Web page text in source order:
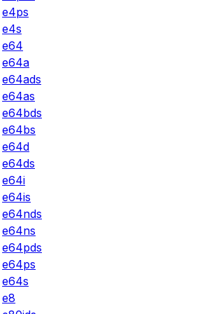
e4ps
e4s
e64
e64a
e64ads
e64as
e64bds
e64bs
e64d
e64ds
e64i
e64is
e64nds
e64ns
e64pds
e64ps
e64s
e8